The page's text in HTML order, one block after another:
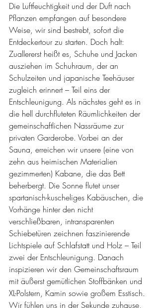
Die Luftfeuchtigkeit und der Duft nach
Pflanzen empfangen auf besondere
Weise, wir sind bestrebt, sofort die
Entdeckertour zu starten. Doch halt:
Zuallererst heißt es, Schuhe und Jacken
ausziehen im Schuhraum, der an
Schulzeiten und japanische Teehäuser
zugleich erinnert – Teil eins der
Entschleunigung. Als nächstes geht es in
die hell durchfluteten Räumlichkeiten der
gemeinschaftlichen Nassräume zur
privaten Garderobe. Vorbei an der
Sauna, erreichen wir unsere (eine von
zehn aus heimischen Materialien
gezimmerten) Kabane, die das Bett
beherbergt. Die Sonne flutet unser
spartanisch-kuscheliges Kabäuschen, die
Vorhänge hinter den nicht
verschließbaren, intransparenten
Schiebetüren zeichnen faszinierende
Lichtspiele auf Schlafstatt und Holz – Teil
zwei der Entschleunigung. Danach
inspizieren wir den Gemeinschaftsraum
mit äußerst gemütlichen Stoffbänken und
XL-Polstern, Kamin sowie großem Esstisch.
Wir fühlen uns in der Sekunde zuhause,